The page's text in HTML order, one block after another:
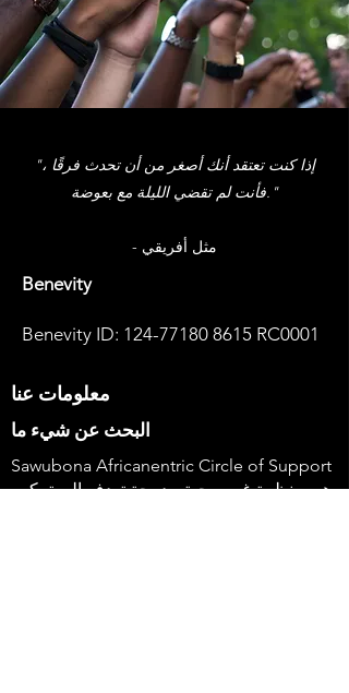
"إذا كنت تعتقد أنك أصغر من أن تحدث فرقًا ،
فأنت لم تقضي الليلة مع بعوضة."
- مثل أفريقي
Benevity
Benevity ID: 124-77180 8615 RC0001
معلومات عنا
البحث عن شيء ما
Sawubona Africanentric Circle of Support
هي منظمة غير ربحية مدمجة تهدف إلى تمكين